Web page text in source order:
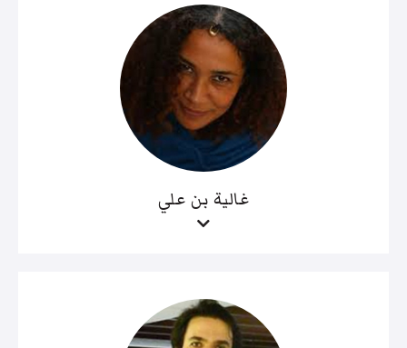
غالية بن علي